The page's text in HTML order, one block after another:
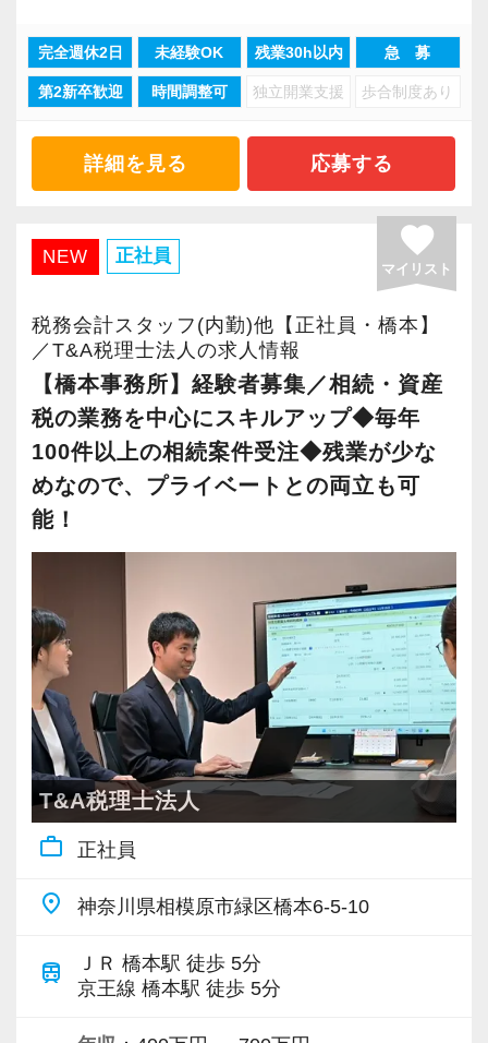
てきました。
会計業界の堅いイメージとは違いとても明る
く、未経験からでも『成長』と『チャレンジ』
できる環境があったので入社を決めました。
です。
先日は税務調査に立ち会い、調査のポイントを
一通りの仕事を任せてもらえるようになりまし
たが、もっと勉強して、お客様に幅広いご提案
ができるようになりたいと思っています。
未経験でも、接客経験がある方やお客様とのコ
ミュニケーションが好きな方は、自信を持って
ください。
私もお客様から「電話対応が良い」とお褒めの
接客業で培った“笑声”のスキルが思わぬところで
役に立ったようです。
チャレンジしたい思いを応援してくれる勢いの
ある会社で一緒に成長しましょう！
若くて勤勉な先輩が多いので、「私も頑張ろ
う」という気持ちに自然になれます。
「未経験だし」「入社したばかりだし」となか
て「やってみて！」と任せてくれますから、安
相続業務において申告だけを行う税理士事務所
がありますが、弊社では相続税対策に力を入れ
遺産分割を巡ってご家族が揉めることが無いよ
う、公平な第三者となり、適切かつ最善のプラ
法人業務だけでなく、相続・事業承継にも強み
を持ち、資産税部では年間100件以上の案件を受
注しています。
その多くが金融機関や葬儀社からの紹介であ
り、信頼の証として安定した案件数を確保して
います。
【自己成長ためのチャレンジや本人の意思を尊
重する社風】
レンジを重視するメンバーが揃っています。
学べる楽しさ、自分自身を成長させていける環
境を求めている方には適した職場です。
また、メンバーの強みや目指したい方向性、大
切にしたいことを言語化し、知り合えている職
場です。
新しいことをやるときに周りのサポートやチー
ムを作ったり、いつでも相談に乗ってもらえる
上司がいます。
【求める人物像】
■自分の市場価値を高めたい方
「勉強、学びが好き」「人の役に立つ知識を身
完全週休2日 未経験OK 残業30h以内 急 募
第2新卒歓迎 時間調整可 独立開業支援 歩合制度あり
詳細を見る 応募する
NEW 正社員 favorite
マイリスト
税務会計スタッフ(内勤)他【正社員・橋本】
／T&A税理士法人の求人情報
【橋本事務所】経験者募集／相続・資産
税の業務を中心にスキルアップ◆毎年
100件以上の相続案件受注◆残業が少な
めなので、プライベートとの両立も可
能！
T&A税理士法人
work_outline 正社員
place 神奈川県相模原市緑区橋本6-5-10
train
ＪＲ 橋本駅 徒歩 5分
京王線 橋本駅 徒歩 5分